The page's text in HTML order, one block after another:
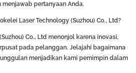
pertanyaan Anda.
Laser Technology (Suzhou) Co., Ltd?
Co., Ltd menonjol karena inovasi,
pada pelanggan. Jelajahi bagaimana
menjadikan kami pemimpin dalam